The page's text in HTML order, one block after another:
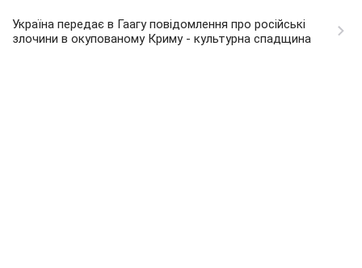
Україна передає в Гаагу повідомлення про російські
злочини в окупованому Криму - культурна спадщина